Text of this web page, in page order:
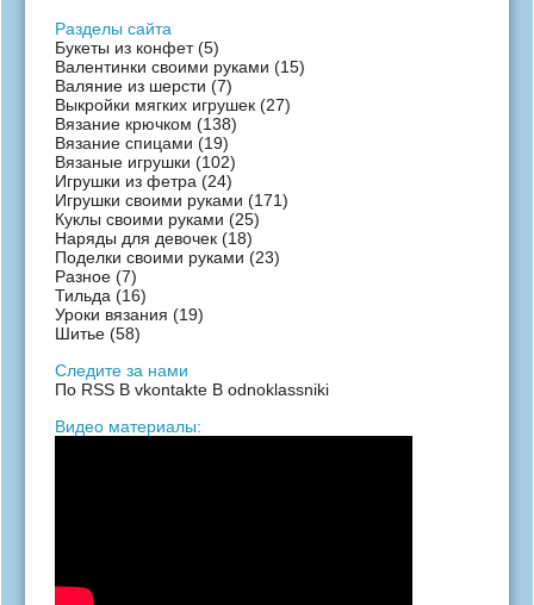
Разделы сайта
Букеты из конфет(5)
Валентинки своими руками (15)
Валяние из шерсти (7)
Выкройки мягких игрушек (27)
Вязание крючком (138)
Вязание спицами (19)
Вязаные игрушки (102)
Игрушки из фетра (24)
Игрушки своими руками (171)
Куклы своими руками (25)
Наряды для девочек (18)
Поделки своими руками (23)
Разное (7)
Тильда (16)
Уроки вязания (19)
Шитье (58)
Следите за нами
По RSS В vkontakte В odnoklassniki
Видео материалы: